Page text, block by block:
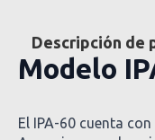
Descripción de
Modelo
El IPA-60 cuenta